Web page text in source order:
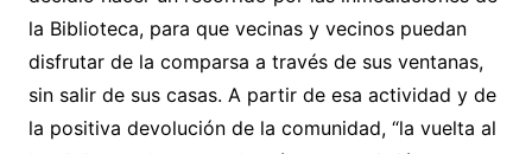
la Biblioteca, para que vecinas y vecinos puedan
disfrutar de la comparsa a través de sus ventanas,
sin salir de sus casas. A partir de esa actividad y de
la positiva devolución de la comunidad, “la vuelta al